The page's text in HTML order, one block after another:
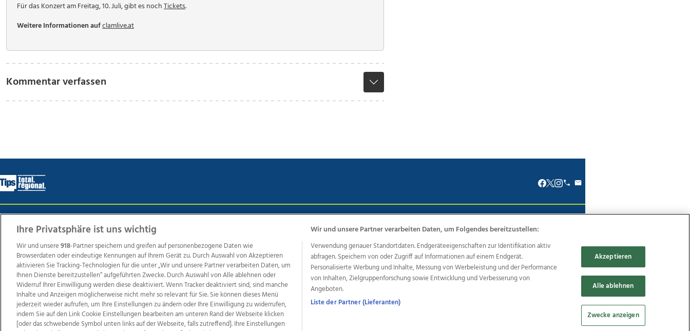
Für das Konzert am Freitag, 10. Juli, gibt es nochTickets.
Weitere Informationen aufclamlive.at
Kommentar verfassen
Wir über uns Mediadaten Kontakt AGB Anzeigekunden AGB Website Ehrenkodex Politische Werbung
Weitere Angebote des Medienhauses Wimmer
TV1 di-mog-i.at OÖNow Ischler Woche Life Radio OÖNachrichten OÖN Immobilien OÖN Karriere OÖN Reise
Promenaden Galerien
Regionaljobs
wasistlos.at wirtrauern.at
Ihre Privatsphäre ist uns wichtig
Wir und unsere918-Partner speichern und greifen auf personenbezogene Daten wie
Browserdaten oder eindeutige Kennungen auf Ihrem Gerät zu. Durch Auswahl von Akzeptieren
aktivieren Sie Tracking-Technologien für die unter „Wir und unsere Partner verarbeiten Daten, um
Ihnen Dienste bereitzustellen“ aufgeführten Zwecke. Durch Auswahl von Alle ablehnen oder
Widerruf Ihrer Einwilligung werden diese deaktiviert. Wenn Tracker deaktiviert sind, sind manche
Inhalte und Anzeigen möglicherweise nicht mehr so relevant für Sie. Sie können dieses Menü
jederzeit wieder aufrufen, um Ihre Einstellungen zu ändern oder Ihre Einwilligung zu widerrufen,
indem Sie auf den Link Cookie Einstellungen bearbeiten am unteren Rand der Webseite klicken
[oder das schwebende Symbol unten links auf der Webseite, falls zutreffend]. Ihre Einstellungen
Wir und unsere Partner verarbeiten Daten, um Folgendes bereitzustellen:
Verwendung genauer Standortdaten. Endgeräteeigenschaften zur Identifikation aktiv
abfragen. Speichern von oder Zugriff auf Informationen auf einem Endgerät.
Personalisierte Werbung und Inhalte, Messung von Werbeleistung und der Performance
von Inhalten, Zielgruppenforschung sowie Entwicklung und Verbesserung von
Angeboten.
Liste der Partner (Lieferanten)
Akzeptieren
Alle ablehnen
Zwecke anzeigen